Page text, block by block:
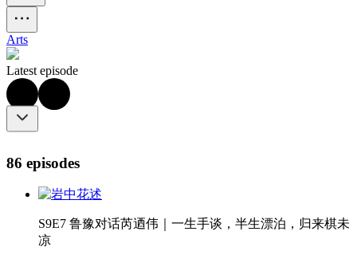
Arts
Latest episode
86 episodes
S9E7 鲁豫对话芮迺伟｜一生手谈，半生漂泊，归来棋未
凉